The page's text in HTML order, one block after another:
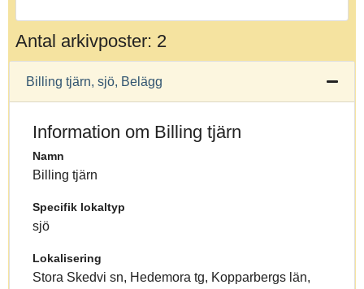
Antal arkivposter: 2
Billing tjärn, sjö, Belägg
Information om Billing tjärn
Namn
Billing tjärn
Specifik lokaltyp
sjö
Lokalisering
Stora Skedvi sn, Hedemora tg, Kopparbergs län,